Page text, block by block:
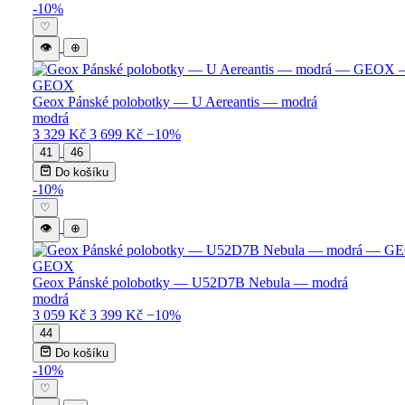
Levné GEOX pánské boty — katalog
-10%
♡
👁
⊕
GEOX
Geox Pánské polobotky — U Aereantis — modrá
modrá
3 329 Kč 3 699 Kč −10%
41
46
Do košíku
-10%
♡
👁
⊕
GEOX
Geox Pánské polobotky — U52D7B Nebula — modrá
modrá
3 059 Kč 3 399 Kč −10%
44
Do košíku
-10%
♡